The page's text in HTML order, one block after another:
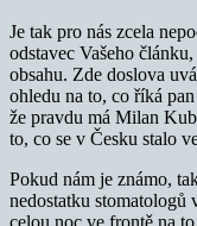
Je tak pro nás zcela
odstavec Vašeho
obsahu. Zde doslova
ohledu na to, co říká
že pravdu má Milan
to, co se v Česku stalo
Pokud nám je známo,
nedostatku
celou noc ve frontě na